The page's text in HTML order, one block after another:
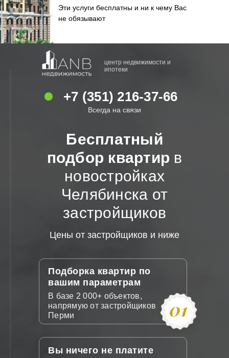
Эти услуги бесплатны и ни к чему Вас
не обязывают
Бесплатный
подбор квартир в
новостройках
Челябинска от
застройщиков
Подборка квартир по
вашим параметрам
В базе 2 000+ объектов,
напрямую от застройщиков
Перми
Вы ничего не платите
центр недвижимости и
ипотеки
+7 (351) 216-37-66
Всегда на связи
Цены от застройщиков и ниже